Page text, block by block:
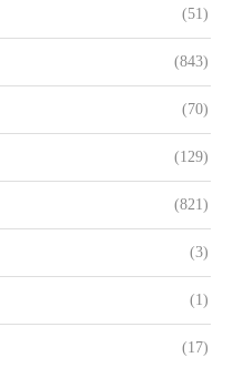
(51)
(843)
(70)
(129)
(821)
(3)
(1)
(17)